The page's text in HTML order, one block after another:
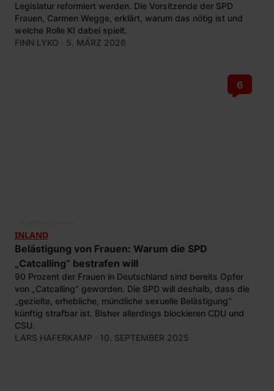
Legislatur reformiert werden. Die Vorsitzende der SPD
Frauen, Carmen Wegge, erklärt, warum das nötig ist und
welche Rolle KI dabei spielt.
FINN LYKO · 5. MÄRZ 2026
6
INLAND
Belästigung von Frauen: Warum die SPD
„Catcalling“ bestrafen will
90 Prozent der Frauen in Deutschland sind bereits Opfer
von „Catcalling“ geworden. Die SPD will deshalb, dass die
„gezielte, erhebliche, mündliche sexuelle Belästigung“
künftig strafbar ist. Bisher allerdings blockieren CDU und
CSU.
LARS HAFERKAMP · 10. SEPTEMBER 2025